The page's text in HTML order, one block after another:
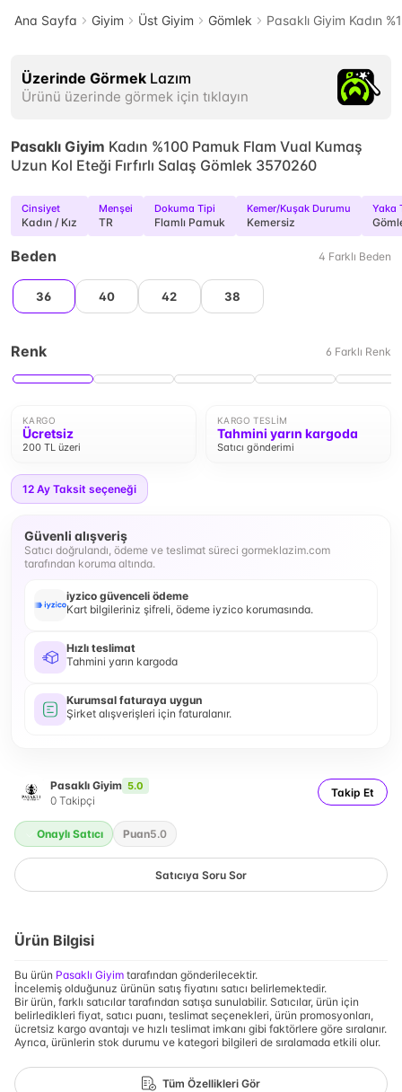
Ana Sayfa Giyim Üst Giyim Gömlek Pasaklı Giyim Kadın
Üzerinde Görmek Lazım
Ürünü üzerinde görmek için tıklayın
Pasaklı Giyim Kadın %100 Pamuk Flam Vual Kumaş
Uzun Kol Eteği Fırfırlı Salaş Gömlek 3570260
Cinsiyet
Kadın / Kız
Menşei
TR
Dokuma Tipi
Flamlı Pamuk
Kemer/Kuşak Durumu
Kemersiz
Yaka
Beden 4 Farklı Beden
36 40 42 38
Renk 6 Farklı Renk
KARGO
Ücretsiz
200 TL üzeri
KARGO TESLIM
Tahmini yarın kargoda
Satıcı gönderimi
12 Ay Taksit seçeneği
Güvenli alışveriş
Satıcı doğrulandı, ödeme ve teslimat süreci gormeklazim.com
tarafından koruma altında.
iyzico güvenceli ödeme
Kart bilgileriniz şifreli, ödeme iyzico korumasında.
Hızlı teslimat
Tahmini yarın kargoda
Kurumsal faturaya uygun
Şirket alışverişleri için faturalanır.
Pasaklı Giyim 5.0
0 Takipçi
Takip Et
Onaylı Satıcı Puan5.0
Satıcıya Soru Sor
Ürün Bilgisi
Bu ürün Pasaklı Giyim tarafından gönderilecektir.
İncelemiş olduğunuz ürünün satış fiyatını satıcı belirlemektedir.
Bir ürün, farklı satıcılar tarafından satışa sunulabilir. Satıcılar, ürün için
belirledikleri fiyat, satıcı puanı, teslimat seçenekleri, ürün promosyonları,
ücretsiz kargo avantajı ve hızlı teslimat imkanı gibi faktörlere göre sıralanır.
Ayrıca, ürünlerin stok durumu ve kategori bilgileri de sıralamada etkili olur.
Tüm Özellikleri Gör